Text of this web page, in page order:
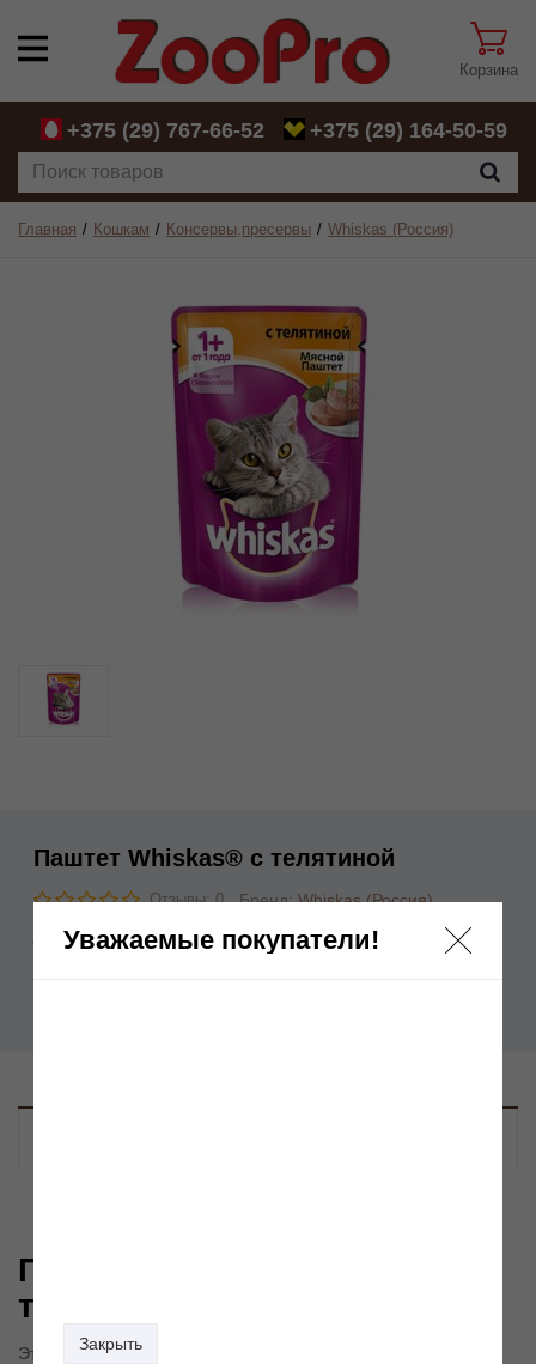
Уважаемые покупатели!
Закрыть
Корзина
+375 (29) 767-66-52 +375 (29) 164-50-59
Главная Кошкам Консервы,пресервы Whiskas (Россия)
Паштет Whiskas® с телятиной
Отзывы: 0 Бренд:Whiskas (Россия)
Артикул:
Паштет Whiskas® с
телятиной
Это сбалансированный рацион, приготовленный именно так,